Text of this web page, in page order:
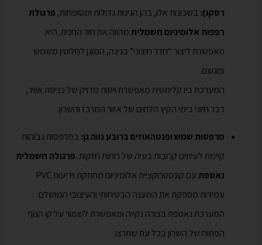
רסקו): בשכונות אלו, בהן הגינות גדולות ומטופחות, פרגולת
רפפות אלומיניום חשמלית מהווה את חוד החנית. היא
מאפשרת ליצור “חדר חיצוני” בגינה, המוגן לחלוטין משמש
ומגשם.
המערכת ביו קלימטית מאפשרת ויסות מדויק של כניסת אוויר,
דבר חיוני בימי הקיץ הלחים של אזור המרכז והשרון.
מרפסות שמש ופנטהאוזים ברובע נווה גן: במרפסות גבוהות
קיימת לעיתים קרובות בעיה של רוחות חזקות. פרגולה חשמלית
נאספת
עם קונסטרוקציית אלומיניום מחוזקת ויריעות PVC
עמידות מספקת את המענה הבטיחותי והעיצובי המושלם.
המערכת נאספת בצורה נקייה ומאפשרת לשמור על קו הנוף
הפתוח של השרון בכל עת שתרצו.